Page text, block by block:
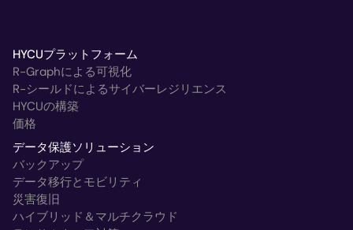
HYCUプラットフォーム
R-Graphによる可視化
R-シールドによるサイバーレジリエンス
HYCUの構築
価格
データ保護ソリューション
バックアップ
データ移行とモビリティ
災害復旧
ハイブリッド＆マルチクラウド